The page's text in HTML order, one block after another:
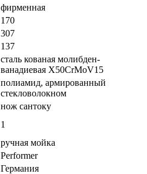
фирменная
170
307
137
сталь кованая молибден-
ванадиевая X50CrMoV15
полиамид, армированный
стекловолокном
нож сантоку
1
ручная мойка
Performer
Германия